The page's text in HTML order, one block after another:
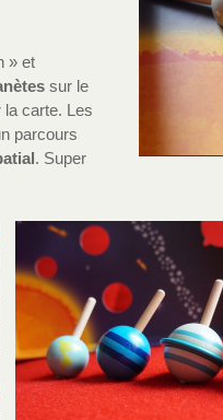
» et
sur le
la carte. Les
parcours
. Super